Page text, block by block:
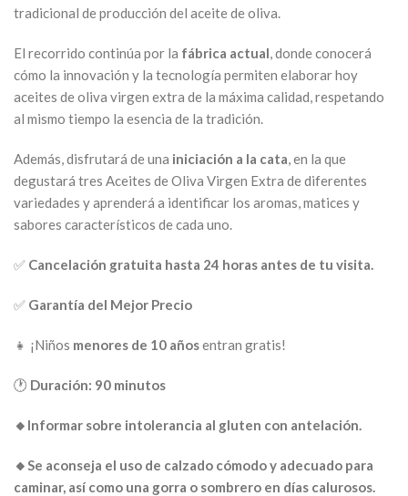
tradicional de producción del aceite de oliva.
El recorrido continúa por la fábrica actual, donde conocerá
cómo la innovación y la tecnología permiten elaborar hoy
aceites de oliva virgen extra de la máxima calidad, respetando
al mismo tiempo la esencia de la tradición.
Además, disfrutará de una iniciación a la cata, en la que
degustará tres Aceites de Oliva Virgen Extra de diferentes
variedades y aprenderá a identificar los aromas, matices y
sabores característicos de cada uno.
✅ Cancelación gratuita hasta 24 horas antes de tu visita.
✅ Garantía del Mejor Precio
👧 ¡Niños menores de 10 añosentran gratis!
🕐 Duración: 90 minutos
🔸Informar sobre intolerancia al gluten con antelación.
🔸Se aconseja el uso de calzado cómodo y adecuado para
caminar, así como una gorra o sombrero en días calurosos.